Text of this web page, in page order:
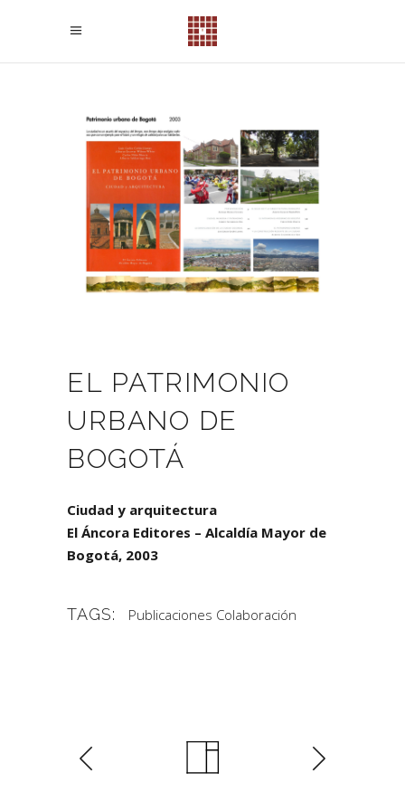
EL PATRIMONIO
URBANO DE
BOGOTÁ
Ciudad y arquitectura
El Áncora Editores – Alcaldía Mayor de
Bogotá, 2003
TAGS: Publicaciones Colaboración